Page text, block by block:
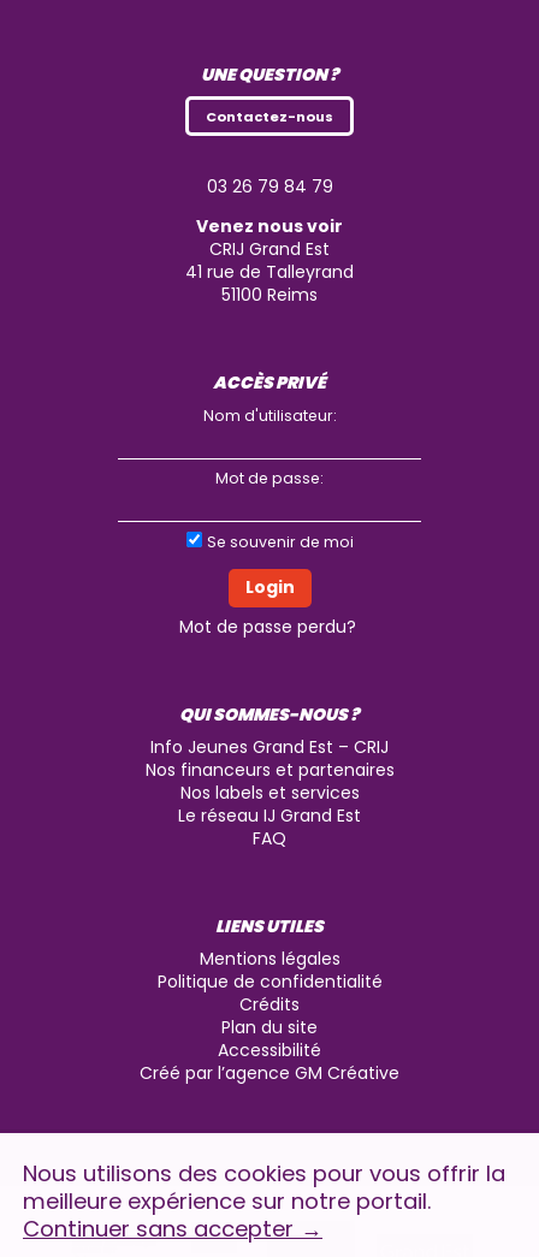
UNE QUESTION ?
Contactez-nous
03 26 79 84 79
Venez nous voir
CRIJ Grand Est
41 rue de Talleyrand
51100 Reims
ACCÈS PRIVÉ
Nom d'utilisateur:
Mot de passe:
Se souvenir de moi
Mot de passe perdu?
QUI SOMMES-NOUS ?
Info Jeunes Grand Est – CRIJ
Nos financeurs et partenaires
Nos labels et services
Le réseau IJ Grand Est
FAQ
LIENS UTILES
Mentions légales
Politique de confidentialité
Crédits
Plan du site
Accessibilité
Créé par l’agence GM Créative
Nous utilisons des cookies pour vous offrir la
meilleure expérience sur notre portail.
Continuer sans accepter→